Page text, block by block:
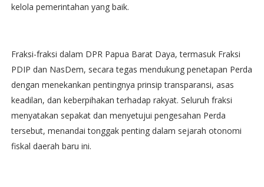
kelola pemerintahan yang baik.
Fraksi-fraksi dalam DPR Papua Barat Daya, termasuk Fraksi
PDIP dan NasDem, secara tegas mendukung penetapan Perda
dengan menekankan pentingnya prinsip transparansi, asas
keadilan, dan keberpihakan terhadap rakyat. Seluruh fraksi
menyatakan sepakat dan menyetujui pengesahan Perda
tersebut, menandai tonggak penting dalam sejarah otonomi
fiskal daerah baru ini.